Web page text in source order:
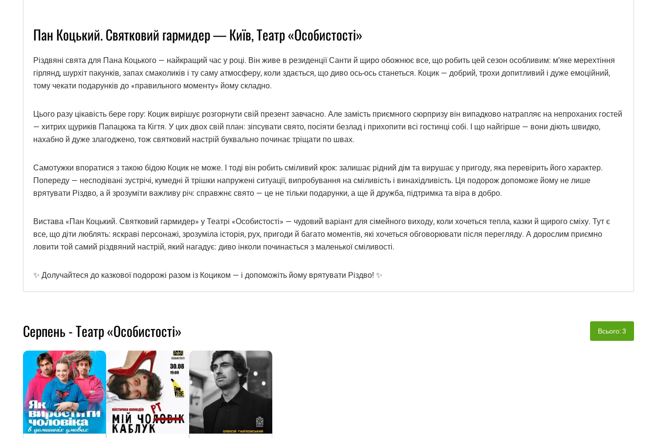
Пан Коцький. Святковий гармидер — Київ, Театр «Особистості»
Різдвяні свята для Пана Коцького — найкращий час у році. Він живе в резиденції Санти й щиро обожнює все, що робить цей сезон особливим: м’яке мерехтіння
гірлянд, шурхіт пакунків, запах смаколиків і ту саму атмосферу, коли здається, що диво ось-ось станеться. Коцик — добрий, трохи допитливий і дуже емоційний,
тому чекати подарунків до «правильного моменту» йому складно.
Цього разу цікавість бере гору: Коцик вирішує розгорнути свій презент завчасно. Але замість приємного сюрпризу він випадково натрапляє на непроханих гостей
— хитрих щуриків Папацюка та Кігтя. У цих двох свій план: зіпсувати свято, посіяти безлад і прихопити всі гостинці собі. І що найгірше — вони діють швидко,
нахабно й дуже злагоджено, тож святковий настрій буквально починає тріщати по швах.
Самотужки впоратися з такою бідою Коцик не може. І тоді він робить сміливий крок: залишає рідний дім та вирушає у пригоду, яка перевірить його характер.
Попереду — несподівані зустрічі, кумедні й трішки напружені ситуації, випробування на сміливість і винахідливість. Ця подорож допоможе йому не лише
врятувати Різдво, а й зрозуміти важливу річ: справжнє свято — це не тільки подарунки, а ще й дружба, підтримка та віра в добро.
Вистава «Пан Коцький. Святковий гармидер» у Театрі «Особистості» — чудовий варіант для сімейного виходу, коли хочеться тепла, казки й щирого сміху. Тут є
все, що діти люблять: яскраві персонажі, зрозуміла історія, рух, пригоди й багато моментів, які хочеться обговорювати після перегляду. А дорослим приємно
ловити той самий різдвяний настрій, який нагадує: диво інколи починається з маленької сміливості.
✨ Долучайтеся до казкової подорожі разом із Коциком — і допоможіть йому врятувати Різдво! ✨
Серпень - Театр «Особистості» Всього: 3